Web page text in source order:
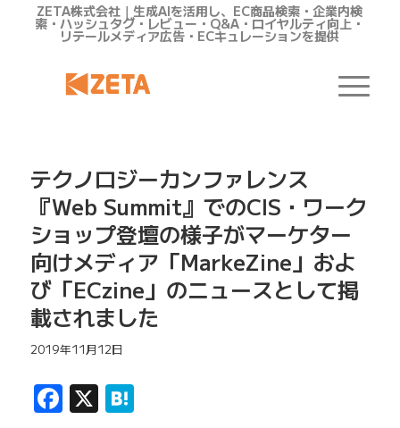
ZETA株式会社｜生成AIを活用し、EC商品検索・企業内検
索・ハッシュタグ・レビュー・Q&A・ロイヤルティ向上・
リテールメディア広告・ECキュレーションを提供
テクノロジーカンファレンス
『Web Summit』でのCIS・ワーク
ショップ登壇の様子がマーケター
向けメディア「MarkeZine」およ
び「ECzine」のニュースとして掲
載されました
2019年11月12日
Facebook
X Hatena